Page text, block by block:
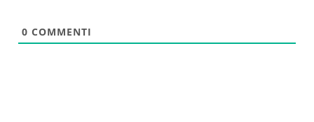
0 COMMENTI